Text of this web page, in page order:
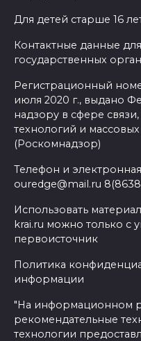
Для детей старше 16
Контактные данные
государственных
Регистрационный
июля 2020 г., выдано
надзору в сфере
технологий и
(Роскомнадзор)
Телефон и
ouredge@mail.ru
Использовать
krai.ru можно только с
первоисточник
Политика
информации
"На информационном
рекомендательные
технологии